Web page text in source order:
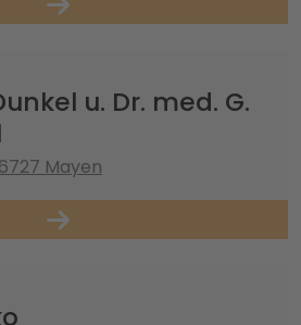
u. Dr. med. G.
Mayen